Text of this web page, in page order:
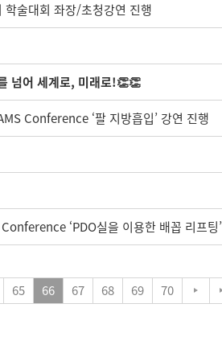
술대회 좌장/초청강연 진행
넘어 세계로, 미래로!👏👏
Conference ‘팔 지방흡입’ 강연 진행
‘PDO실을 이용한 배꼽 리프팅
65 66 67 68 69 70